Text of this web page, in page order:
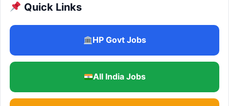
Quick Links
HP Govt Jobs
All India Jobs